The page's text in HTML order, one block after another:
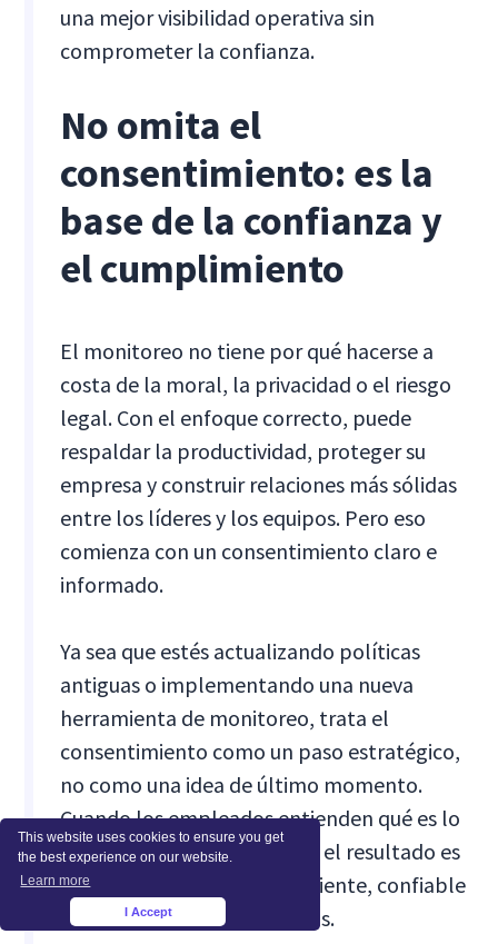
This website uses cookies to ensure you get
the best experience on our website.
Learn more
I Accept
una mejor visibilidad operativa sin
comprometer la confianza.
No omita el
consentimiento: es la
base de la confianza y
el cumplimiento
El monitoreo no tiene por qué hacerse a
costa de la moral, la privacidad o el riesgo
legal. Con el enfoque correcto, puede
respaldar la productividad, proteger su
empresa y construir relaciones más sólidas
entre los líderes y los equipos. Pero eso
comienza con un consentimiento claro e
informado.
Ya sea que estés actualizando políticas
antiguas o implementando una nueva
herramienta de monitoreo, trata el
consentimiento como un paso estratégico,
no como una idea de último momento.
Cuando los empleados entienden qué es lo
que se monitorea y por qué, el resultado es
un lugar de trabajo más eficiente, confiable
y que cumple con las normas.